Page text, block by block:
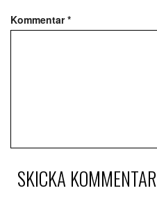
Kommentar*
SKICKA KOMMENTAR